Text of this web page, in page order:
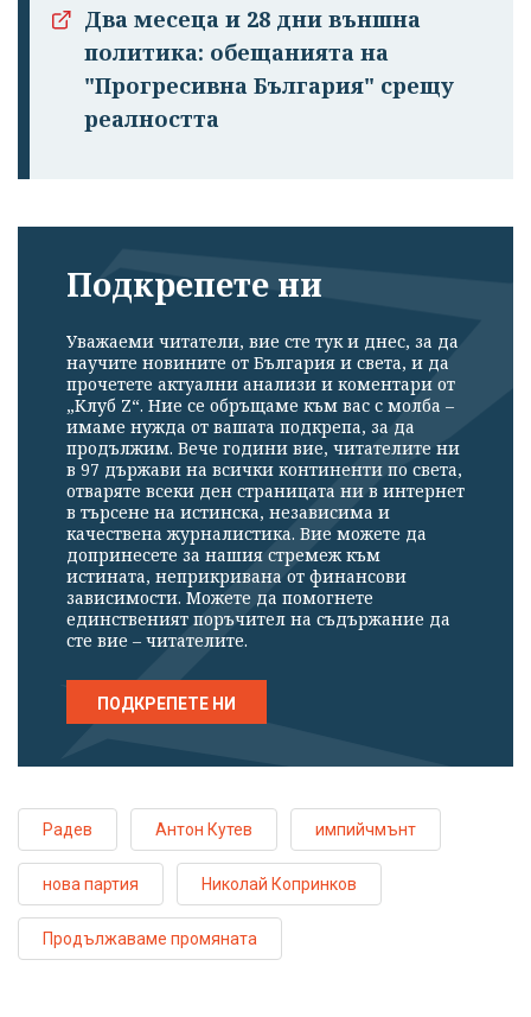
Два месеца и 28 дни външна
политика: обещанията на
"Прогресивна България" срещу
реалността
Подкрепете ни
Уважаеми читатели, вие сте тук и днес, за да
научите новините от България и света, и да
прочетете актуални анализи и коментари от
„Клуб Z“. Ние се обръщаме към вас с молба –
имаме нужда от вашата подкрепа, за да
продължим. Вече години вие, читателите ни
в 97 държави на всички континенти по света,
отваряте всеки ден страницата ни в интернет
в търсене на истинска, независима и
качествена журналистика. Вие можете да
допринесете за нашия стремеж към
истината, неприкривана от финансови
зависимости. Можете да помогнете
единственият поръчител на съдържание да
сте вие – читателите.
ПОДКРЕПЕТЕ НИ
Радев Антон Кутев импийчмънт
нова партия Николай Копринков
Продължаваме промяната